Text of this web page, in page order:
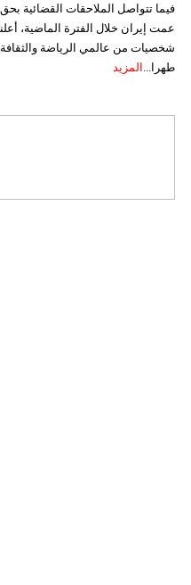
فيما تتواصل الملاحقات القضائية
عمت إيران خلال الفترة الماضية،
شخصيات من عالمي الرياضة
طهرا... المزيد